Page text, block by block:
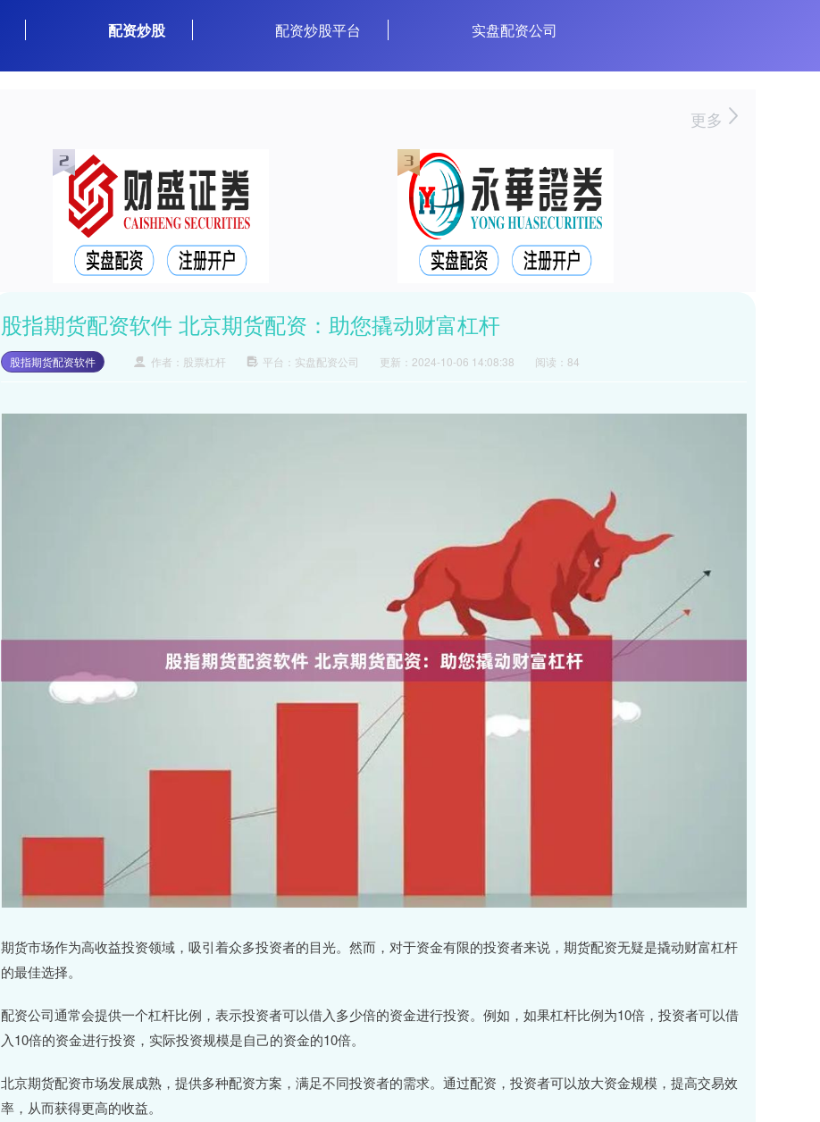
配资炒股 配资炒股平台 实盘配资公司
更多
股指期货配资软件 北京期货配资：助您撬动财富杠杆
股指期货配资软件 作者：股票杠杆 平台：实盘配资公司 更新：2024-10-06 14:08:38 阅读：84
期货市场作为高收益投资领域，吸引着众多投资者的目光。然而，对于资金有限的投资者来说，期货配资无疑是撬动财富杠杆
的最佳选择。
配资公司通常会提供一个杠杆比例，表示投资者可以借入多少倍的资金进行投资。例如，如果杠杆比例为10倍，投资者可以借
入10倍的资金进行投资，实际投资规模是自己的资金的10倍。
北京期货配资市场发展成熟，提供多种配资方案，满足不同投资者的需求。通过配资，投资者可以放大资金规模，提高交易效
率，从而获得更高的收益。